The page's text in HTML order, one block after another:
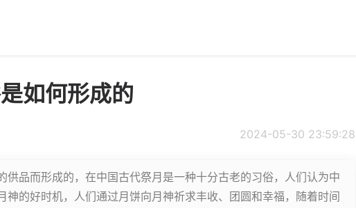
如何形成的
2024-05-30 23:59:28
供品而形成的，在中国古代祭月是一种十分古老的习俗，人们认为中
神的好时机，人们通过月饼向月神祈求丰收、团圆和幸福，随着时间